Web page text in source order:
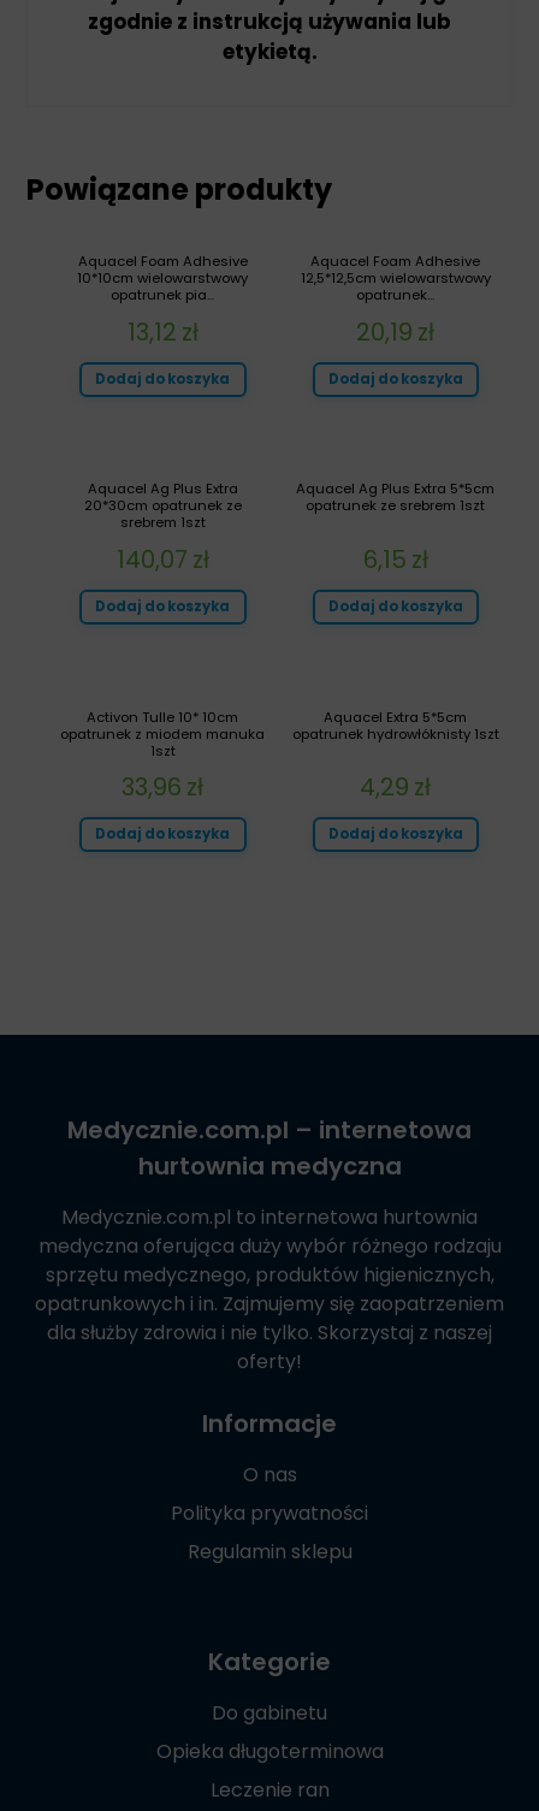
zgodnie z instrukcją używania lub
etykietą.
Powiązane produkty
Aquacel Foam Adhesive
12,5*12,5cm wielowarstwowy
opatrunek...
20,19 zł
Dodaj do koszyka
Aquacel Foam Adhesive
10*10cm wielowarstwowy
opatrunek pia...
13,12 zł
Dodaj do koszyka
Aquacel Ag Plus Extra 5*5cm
opatrunek ze srebrem 1szt
6,15 zł
Dodaj do koszyka
Aquacel Ag Plus Extra
20*30cm opatrunek ze
srebrem 1szt
140,07 zł
Dodaj do koszyka
Aquacel Extra 5*5cm
opatrunek hydrowłóknisty 1szt
4,29 zł
Dodaj do koszyka
Activon Tulle 10* 10cm
opatrunek z miodem manuka
1szt
33,96 zł
Dodaj do koszyka
Medycznie.com.pl – internetowa
hurtownia medyczna
Medycznie.com.pl to internetowa hurtownia
medyczna oferująca duży wybór różnego rodzaju
sprzętu medycznego, produktów higienicznych,
opatrunkowych i in. Zajmujemy się zaopatrzeniem
dla służby zdrowia i nie tylko. Skorzystaj z naszej
oferty!
Informacje
O nas
Polityka prywatności
Regulamin sklepu
Kategorie
Do gabinetu
Opieka długoterminowa
Leczenie ran